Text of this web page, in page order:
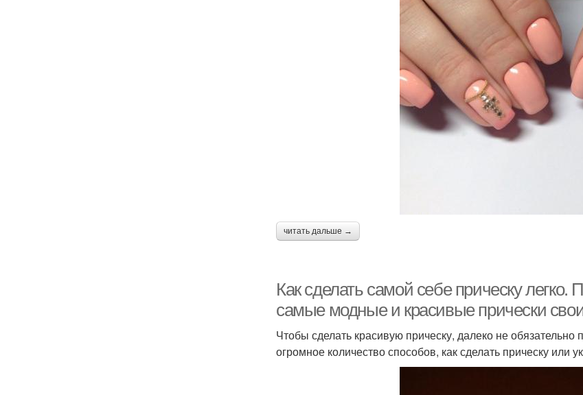
читать дальше →
Как сделать самой себе прическу
самые модные и красивые прически
Чтобы сделать красивую прическу, далеко не
огромное количество способов, как сделать прическу или